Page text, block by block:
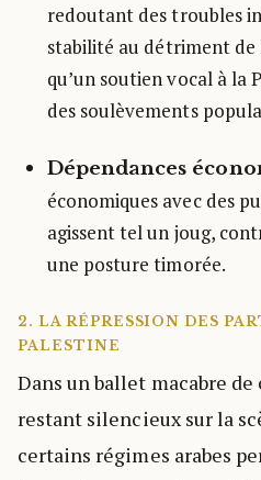
redoutant des troubles
stabilité au détriment de
qu’un soutien vocal à la
des soulèvements
Dépendances
économiques avec des
agissent tel un joug,
une posture timorée.
2. LA RÉPRESSION DES
PALESTINE
Dans un ballet macabre
restant silencieux sur la
certains régimes arabes